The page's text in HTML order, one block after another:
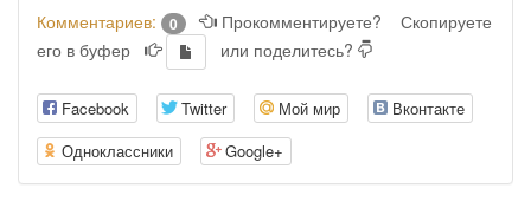
Комментариев: 0 Прокомментируете?
Скопируете
его в буфер
или поделитесь?
Facebook Twitter Мой мир
Вконтакте
Одноклассники
Google+